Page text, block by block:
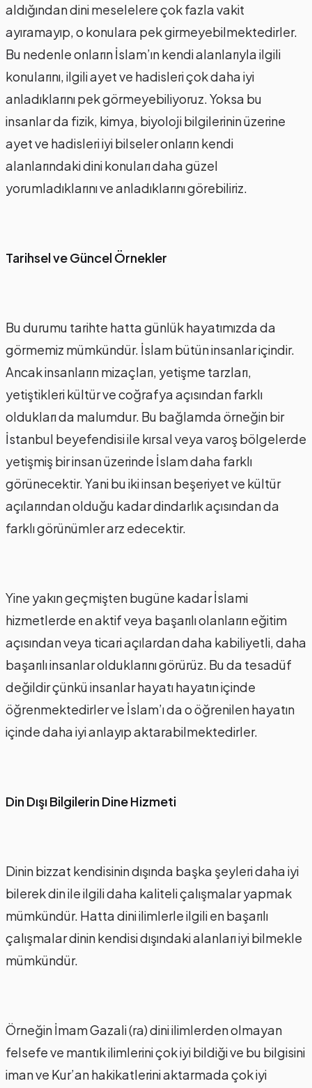
aldığından dini meselelere çok fazla vakit
ayıramayıp, o konulara pek girmeyebilmektedirler.
Bu nedenle onların İslam’ın kendi alanlarıyla ilgili
konularını, ilgili ayet ve hadisleri çok daha iyi
anladıklarını pek görmeyebiliyoruz. Yoksa bu
insanlar da fizik, kimya, biyoloji bilgilerinin üzerine
ayet ve hadisleri iyi bilseler onların kendi
alanlarındaki dini konuları daha güzel
yorumladıklarını ve anladıklarını görebiliriz.
Tarihsel ve Güncel Örnekler
Bu durumu tarihte hatta günlük hayatımızda da
görmemiz mümkündür. İslam bütün insanlar içindir.
Ancak insanların mizaçları, yetişme tarzları,
yetiştikleri kültür ve coğrafya açısından farklı
oldukları da malumdur. Bu bağlamda örneğin bir
İstanbul beyefendisi ile kırsal veya varoş bölgelerde
yetişmiş bir insan üzerinde İslam daha farklı
görünecektir. Yani bu iki insan beşeriyet ve kültür
açılarından olduğu kadar dindarlık açısından da
farklı görünümler arz edecektir.
Yine yakın geçmişten bugüne kadar İslami
hizmetlerde en aktif veya başarılı olanların eğitim
açısından veya ticari açılardan daha kabiliyetli, daha
başarılı insanlar olduklarını görürüz. Bu da tesadüf
değildir çünkü insanlar hayatı hayatın içinde
öğrenmektedirler ve İslam’ı da o öğrenilen hayatın
içinde daha iyi anlayıp aktarabilmektedirler.
Din Dışı Bilgilerin Dine Hizmeti
Dinin bizzat kendisinin dışında başka şeyleri daha iyi
bilerek din ile ilgili daha kaliteli çalışmalar yapmak
mümkündür. Hatta dini ilimlerle ilgili en başarılı
çalışmalar dinin kendisi dışındaki alanları iyi bilmekle
mümkündür.
Örneğin İmam Gazali (ra) dini ilimlerden olmayan
felsefe ve mantık ilimlerini çok iyi bildiği ve bu bilgisini
iman ve Kur’an hakikatlerini aktarmada çok iyi